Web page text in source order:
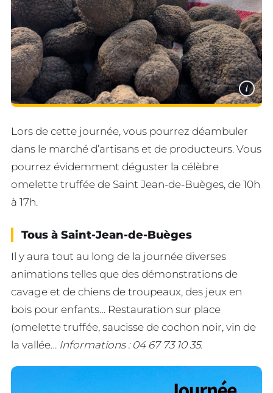
i
Lors de cette journée, vous pourrez déambuler
dans le marché d’artisans et de producteurs. Vous
pourrez évidemment déguster la célèbre
omelette truffée de Saint Jean-de-Buèges, de 10h
à 17h.
Tous à Saint-Jean-de-Buèges
Il y aura tout au long de la journée diverses
animations telles que des démonstrations de
cavage et de chiens de troupeaux, des jeux en
bois pour enfants… Restauration sur place
(omelette truffée, saucisse de cochon noir, vin de
la vallée… Informations : 04 67 73 10 35.